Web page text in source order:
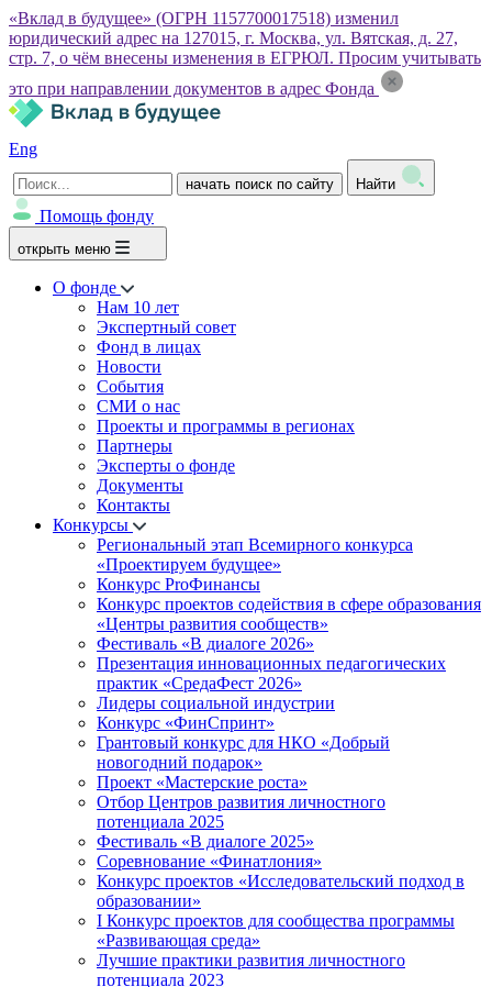
«Вклад в будущее» (ОГРН 1157700017518) изменил
юридический адрес на 127015, г. Москва, ул. Вятская, д. 27,
стр. 7, о чём внесены изменения в ЕГРЮЛ. Просим учитывать
это при направлении документов в адрес Фонда
Eng
начать поиск по сайту Найти
Помощь фонду
открыть меню
О фонде
Нам 10 лет
Экспертный совет
Фонд в лицах
Новости
События
СМИ о нас
Проекты и программы в регионах
Партнеры
Эксперты о фонде
Документы
Контакты
Конкурсы
Региональный этап Всемирного конкурса
«Проектируем будущее»
Конкурс ProФинансы
Конкурс проектов содействия в сфере образования
«Центры развития сообществ»
Фестиваль «В диалоге 2026»
Презентация инновационных педагогических
практик «СредаФест 2026»
Лидеры социальной индустрии
Конкурс «ФинСпринт»
Грантовый конкурс для НКО «Добрый
новогодний подарок»
Проект «Мастерские роста»
Отбор Центров развития личностного
потенциала 2025
Фестиваль «В диалоге 2025»
Соревнование «Финатлония»
Конкурс проектов «Исследовательский подход в
образовании»
I Конкурс проектов для сообщества программы
«Развивающая среда»
Лучшие практики развития личностного
потенциала 2023